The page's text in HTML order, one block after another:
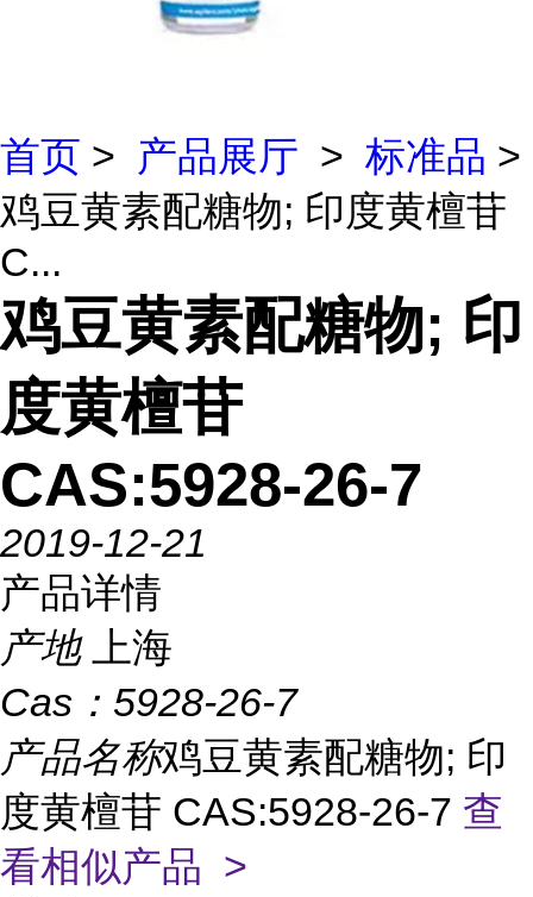
首页 > 产品展厅 > 标准品 >
鸡豆黄素配糖物; 印度黄檀苷
C...
鸡豆黄素配糖物; 印
度黄檀苷
CAS:5928-26-7
2019-12-21
产品详情
产地
上海
Cas： 5928-26-7
产品名称鸡豆黄素配糖物; 印
度黄檀苷 CAS:5928-26-7 查
看相似产品 >